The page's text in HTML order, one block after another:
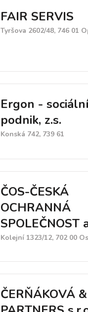
Pronájem železničních
cisternových vozů.
FAIR SERVIS
Tyršova 2602/48, 746 01
Ergon -
podnik, z.s.
Konská 742, 739 61
ČOS-ČESKÁ
OCHRANNÁ
SPOLEČNOST
Kolejní 1323/12, 702 00
ČERŇÁKOVÁ &